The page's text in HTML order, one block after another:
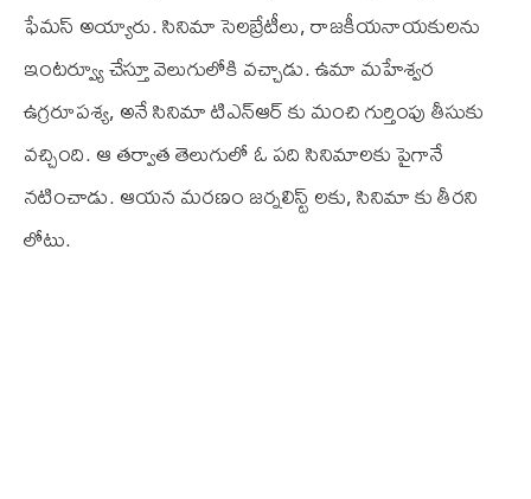
ఫేమస్ అయ్యారు. సినిమా సెలబ్రేటీలు, రాజకీయనాయకులను
ఇంటర్వ్యూ చేస్తూ వెలుగులోకి వచ్చాడు. ఉమా మహేశ్వర
ఉగ్రరూపశ్య, అనే సినిమా టి‌ఎన్‌ఆర్ కు మంచి గుర్తింపు తీసుకు
వచ్చింది. ఆ తర్వాత తెలుగులో ఓ పది సినిమాలకు పైగానే
నటించాడు. ఆయన మరణం జర్నలిస్ట్ లకు, సినిమా కు తీరని
లోటు.